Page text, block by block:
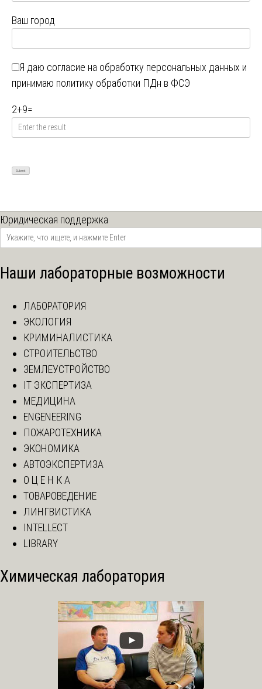
Ваш город
Я даю согласие на обработку персональных данных и
принимаю политику обработки ПДн в ФСЭ
2+9=
Юридическая поддержка
Наши лабораторные возможности
ЛАБОРАТОРИЯ
ЭКОЛОГИЯ
КРИМИНАЛИСТИКА
СТРОИТЕЛЬСТВО
ЗЕМЛЕУСТРОЙСТВО
IT ЭКСПЕРТИЗА
МЕДИЦИНА
ENGENEERING
ПОЖАРОТЕХНИКА
ЭКОНОМИКА
АВТОЭКСПЕРТИЗА
О Ц Е Н К А
ТОВАРОВЕДЕНИЕ
ЛИНГВИСТИКА
INTELLECT
LIBRARY
Химическая лаборатория